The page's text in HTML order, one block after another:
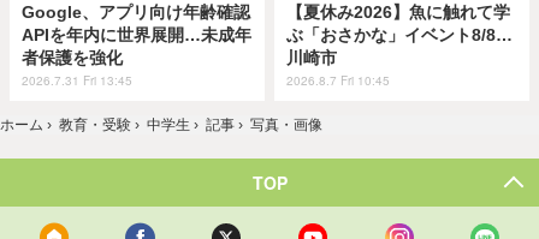
Google、アプリ向け年齢確認
APIを年内に世界展開…未成年
者保護を強化
2026.7.31 Fri 13:45
【夏休み2026】魚に触れて学
ぶ「おさかな」イベント8/8…
川崎市
2026.8.7 Fri 10:45
ホーム › 教育・受験 › 中学生 › 記事 › 写真・画像
TOP